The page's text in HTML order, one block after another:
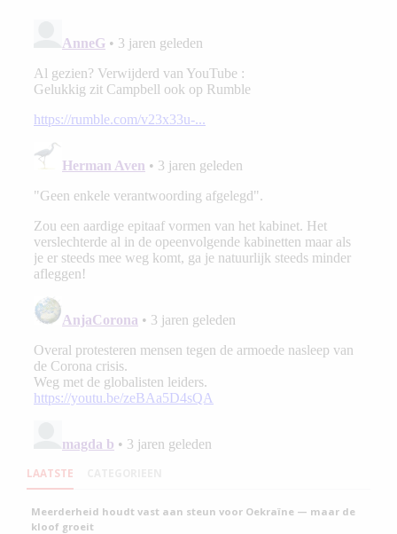
LAATSTE
Meerderheid houdt vast aan steun voor Oekraïne — maar de
kloof groeit